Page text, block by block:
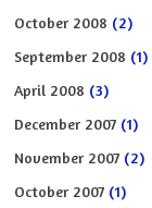
October 2008 (2)
September 2008 (1)
April 2008 (3)
December 2007 (1)
November 2007 (2)
October 2007 (1)